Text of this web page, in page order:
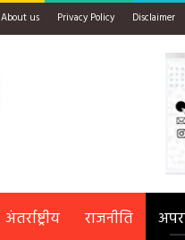
About us Privacy Policy Disclaimer
अंतर्राष्ट्रीय राजनीति